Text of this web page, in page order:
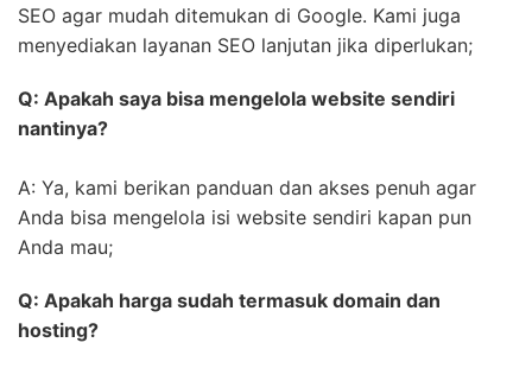
SEO agar mudah ditemukan di Google. Kami juga
menyediakan layanan SEO lanjutan jika diperlukan;
Q: Apakah saya bisa mengelola website sendiri
nantinya?
A: Ya, kami berikan panduan dan akses penuh agar
Anda bisa mengelola isi website sendiri kapan pun
Anda mau;
Q: Apakah harga sudah termasuk domain dan
hosting?